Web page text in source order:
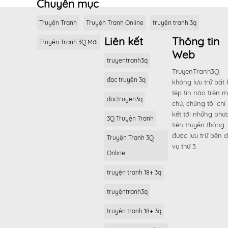
Chuyên mục
Truyện Tranh Truyện Tranh Online truyện tranh 3q
Truyện Tranh 3Q Mới Liên kết
truyentranh3q
đọc truyện 3q
doctruyen3q
3Q Truyện Tranh
Truyện Tranh 3Q
Online
truyện tranh 18+ 3q
truyệntranh3q
truyện tranh 18+ 3q
Thông tin
Web
TruyenTranh3Q
không lưu trữ bất
tệp tin nào trên
chủ, chúng tôi chỉ
kết tới những
tiện truyền thông
được lưu trữ bên
vụ thứ 3.